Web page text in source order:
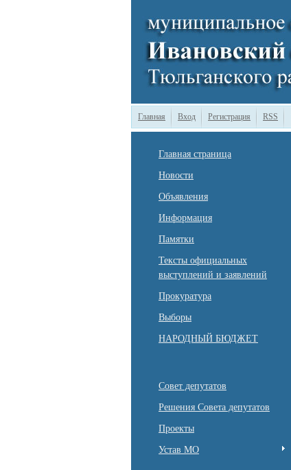
Главная Вход Регистрация RSS
Главная страница
Новости
Объявления
Информация
Памятки
Тексты официальных
выступлений и заявлений
Прокуратура
Выборы
НАРОДНЫЙ БЮДЖЕТ
Совет депутатов
Решения Совета депутатов
Проекты
Устав МО